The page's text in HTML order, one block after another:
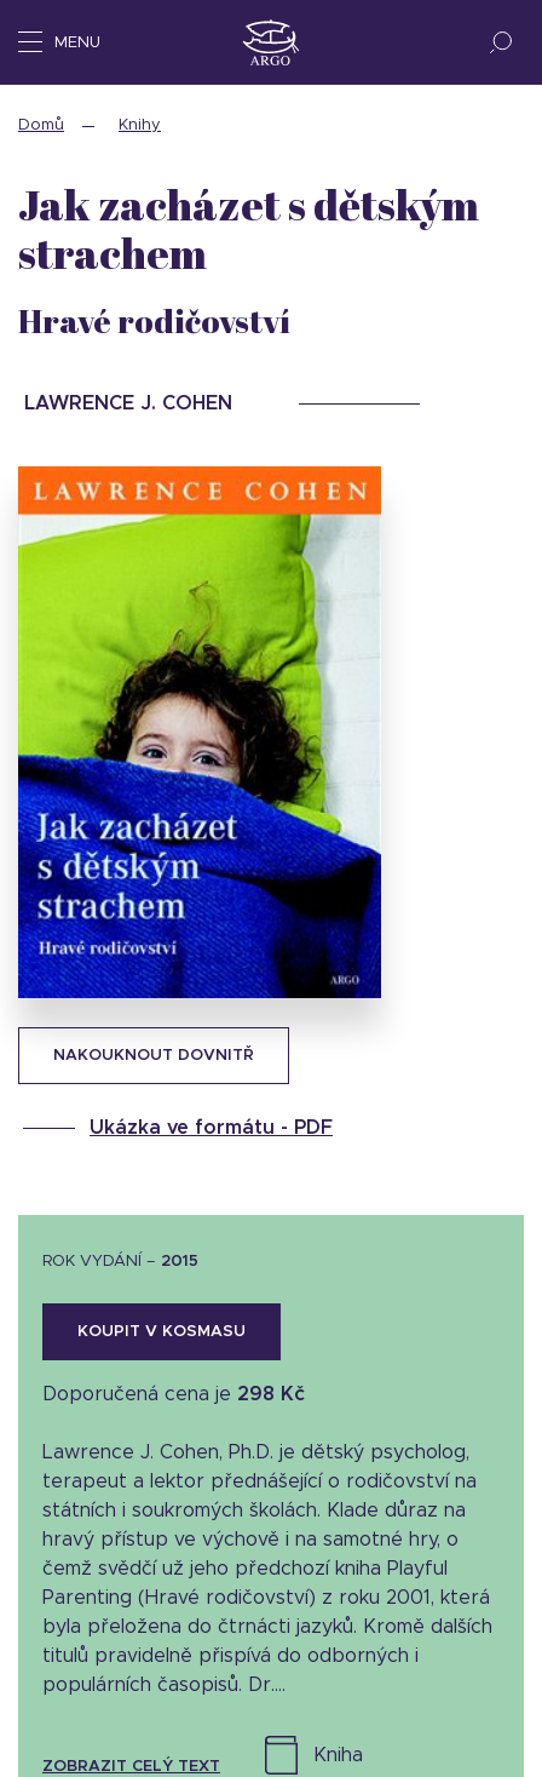
MENU
Domů Knihy
NAKOUKNOUT DOVNITŘ
Ukázka ve formátu - PDF
Jak zacházet s dětským
strachem
Hravé rodičovství
LAWRENCE J. COHEN
ROK VYDÁNÍ – 2015
KOUPIT V KOSMASU
Doporučená cena je 298 Kč
Lawrence J. Cohen, Ph.D. je dětský psycholog,
terapeut a lektor přednášející o rodičovství na
státních i soukromých školách. Klade důraz na
hravý přístup ve výchově i na samotné hry, o
čemž svědčí už jeho předchozí kniha Playful
Parenting (Hravé rodičovství) z roku 2001, která
byla přeložena do čtrnácti jazyků. Kromě dalších
titulů pravidelně přispívá do odborných i
populárních časopisů. Dr....
ZOBRAZIT CELÝ TEXT
kniha